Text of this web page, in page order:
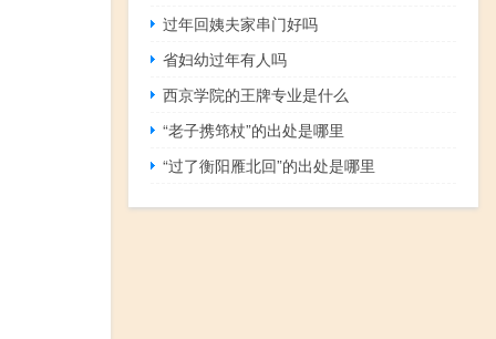
过年回姨夫家串门好吗
省妇幼过年有人吗
西京学院的王牌专业是什么
“老子携筇杖”的出处是哪里
“过了衡阳雁北回”的出处是哪里